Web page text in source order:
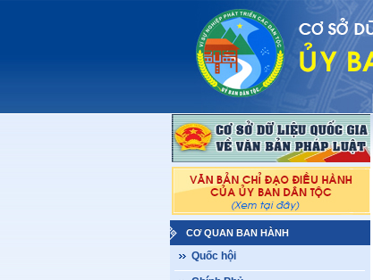
CƠ QUAN BAN HÀNH
Quốc hội